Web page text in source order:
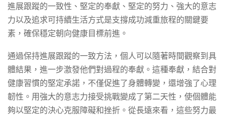
進展跟蹤的一致性、堅定的奉獻、堅定的努力、強大的意志
力以及追求可持續生活方式是支撐成功減重旅程的關鍵要
素，確保穩定朝向健康目標前進。
通過保持進展跟蹤的一致方法，個人可以隨著時間觀察到具
體結果，進一步激發他們對過程的奉獻。這種奉獻，結合對
健康習慣的堅定承諾，不僅促進了身體轉變，還增強了心理
韌性。用強大的意志力接受挑戰變成了第二天性，使個體能
夠以堅定的決心克服障礙和挫折。從長遠來看，這些努力最